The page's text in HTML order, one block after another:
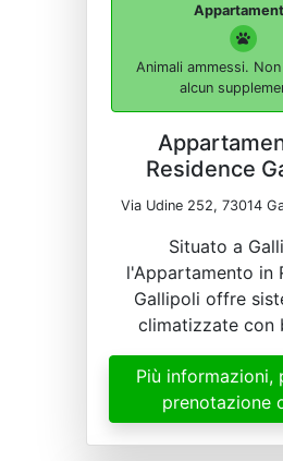
Animali ammessi.
alcun
Residence
Via Udine 252, 73014
Situato a
l'Appartamento in
Gallipoli offre
climatizzate con
Più informazioni,
prenotazione